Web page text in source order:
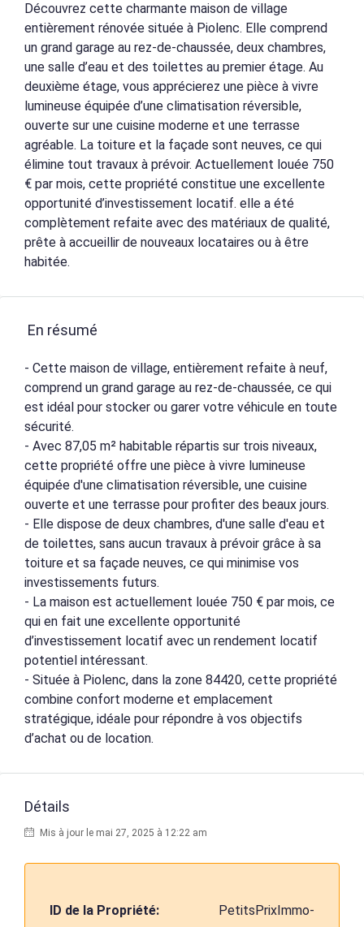
Découvrez cette charmante maison de village
entièrement rénovée située à Piolenc. Elle comprend
un grand garage au rez-de-chaussée, deux chambres,
une salle d’eau et des toilettes au premier étage. Au
deuxième étage, vous apprécierez une pièce à vivre
lumineuse équipée d’une climatisation réversible,
ouverte sur une cuisine moderne et une terrasse
agréable. La toiture et la façade sont neuves, ce qui
élimine tout travaux à prévoir. Actuellement louée 750
€ par mois, cette propriété constitue une excellente
opportunité d’investissement locatif. elle a été
complètement refaite avec des matériaux de qualité,
prête à accueillir de nouveaux locataires ou à être
habitée.
En résumé
- Cette maison de village, entièrement refaite à neuf,
comprend un grand garage au rez-de-chaussée, ce qui
est idéal pour stocker ou garer votre véhicule en toute
sécurité.
- Avec 87,05 m² habitable répartis sur trois niveaux,
cette propriété offre une pièce à vivre lumineuse
équipée d'une climatisation réversible, une cuisine
ouverte et une terrasse pour profiter des beaux jours.
- Elle dispose de deux chambres, d'une salle d'eau et
de toilettes, sans aucun travaux à prévoir grâce à sa
toiture et sa façade neuves, ce qui minimise vos
investissements futurs.
- La maison est actuellement louée 750 € par mois, ce
qui en fait une excellente opportunité
d’investissement locatif avec un rendement locatif
potentiel intéressant.
- Située à Piolenc, dans la zone 84420, cette propriété
combine confort moderne et emplacement
stratégique, idéale pour répondre à vos objectifs
d’achat ou de location.
Détails
Mis à jour le mai 27, 2025 à 12:22 am
ID de la Propriété:
PetitsPrixImmo-